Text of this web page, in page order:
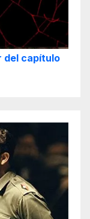
del capítulo